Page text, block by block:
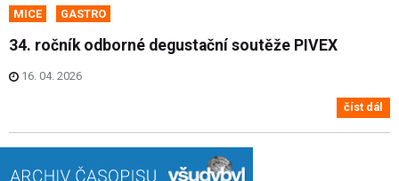
MICE GASTRO
34. ročník odborné degustační soutěže PIVEX
16. 04. 2026
číst dál